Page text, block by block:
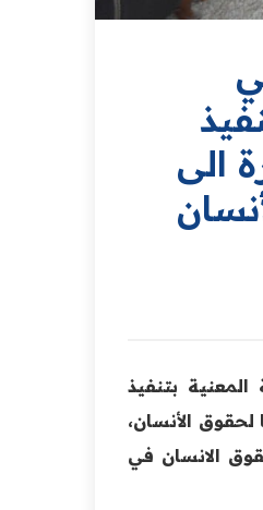
الى
بتنفيذ
لحقوق الأنسان،
الانسان في